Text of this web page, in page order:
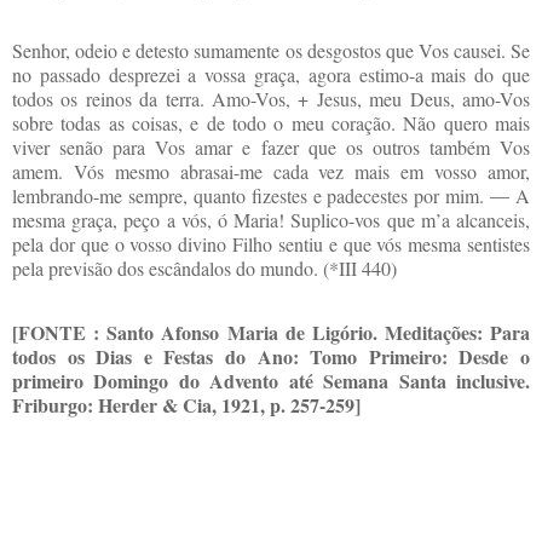
Senhor, odeio e detesto sumamente os desgostos que Vos causei. Se
no passado desprezei a vossa graça, agora estimo-a mais do que
todos os reinos da terra. Amo-Vos, + Jesus, meu Deus, amo-Vos
sobre todas as coisas, e de todo o meu coração. Não quero mais
viver senão para Vos amar e fazer que os outros também Vos
amem. Vós mesmo abrasai-me cada vez mais em vosso amor,
lembrando-me sempre, quanto fizestes e padecestes por mim. ― A
mesma graça, peço a vós, ó Maria! Suplico-vos que m’a alcanceis,
pela dor que o vosso divino Filho sentiu e que vós mesma sentistes
pela previsão dos escândalos do mundo. (*III 440)
[FONTE : Santo Afonso Maria de Ligório. Meditações: Para
todos os Dias e Festas do Ano: Tomo Primeiro: Desde o
primeiro Domingo do Advento até Semana Santa inclusive.
Friburgo: Herder & Cia, 1921, p. 257-259]